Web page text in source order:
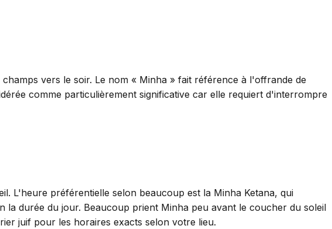
vers le soir. Le nom « Minha » fait référence à l'offrande de
comme particulièrement significative car elle requiert d'interrompre
L'heure préférentielle selon beaucoup est la Minha Ketana, qui
la durée du jour. Beaucoup prient Minha peu avant le coucher du soleil
juif pour les horaires exacts selon votre lieu.